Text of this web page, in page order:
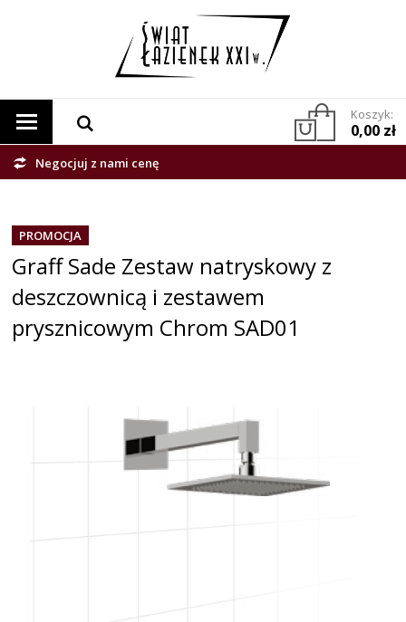
Koszyk:
0,00 zł
Negocjuj z nami cenę
PROMOCJA
Graff Sade Zestaw natryskowy z
deszczownicą i zestawem
prysznicowym Chrom SAD01